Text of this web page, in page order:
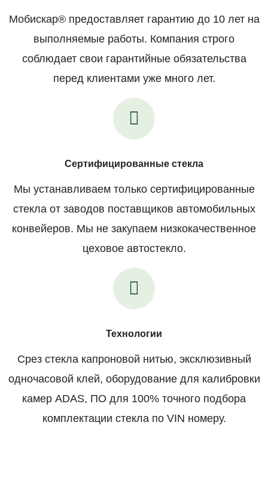
Мобискар® предоставляет гарантию до 10 лет на
выполняемые работы. Компания строго
соблюдает свои гарантийные обязательства
перед клиентами уже много лет.
Сертифицированные стекла
Мы устанавливаем только сертифицированные
стекла от заводов поставщиков автомобильных
конвейеров. Мы не закупаем низкокачественное
цеховое автостекло.
Технологии
Срез стекла капроновой нитью, эксклюзивный
одночасовой клей, оборудование для калибровки
камер ADAS, ПО для 100% точного подбора
комплектации стекла по VIN номеру.